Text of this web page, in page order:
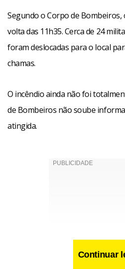
Segundo o Corpo de
volta das 11h35. Cerca de 24
foram deslocadas para o local
chamas.
O incêndio ainda não foi
de Bombeiros não soube
atingida.
Continuar